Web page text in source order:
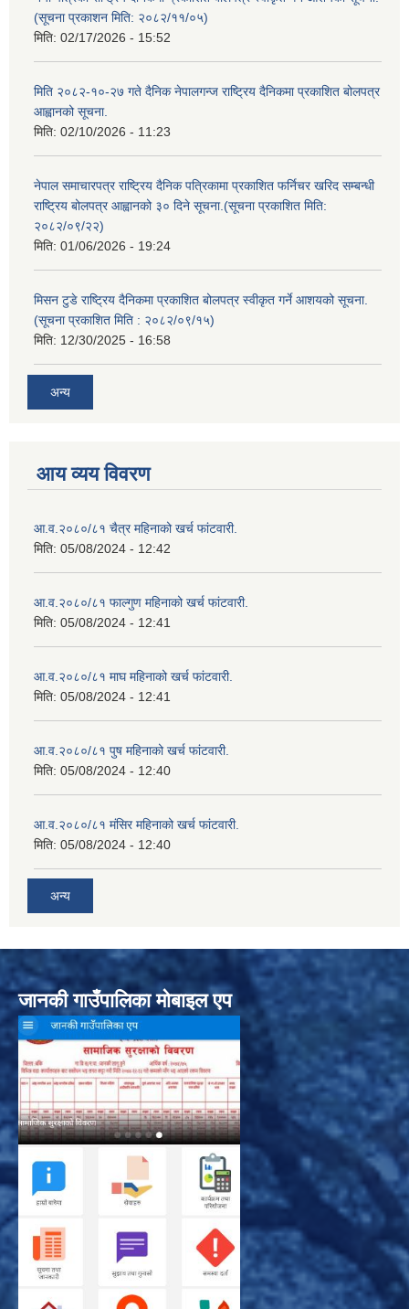
(सूचना प्रकाशन मिति: २०८२/११/०५)
मिति: 02/17/2026 - 15:52
मिति २०८२-१०-२७ गते दैनिक नेपालगन्ज राष्ट्रिय दैनिकमा प्रकाशित बोलपत्र
आह्वानको सूचना.
मिति: 02/10/2026 - 11:23
नेपाल समाचारपत्र राष्ट्रिय दैनिक पत्रिकामा प्रकाशित फर्निचर खरिद सम्बन्धी
राष्ट्रिय बोलपत्र आह्वानको ३० दिने सूचना.(सूचना प्रकाशित मिति:
२०८२/०९/२२)
मिति: 01/06/2026 - 19:24
मिसन टुडे राष्ट्रिय दैनिकमा प्रकाशित बोलपत्र स्वीकृत गर्ने आशयको सूचना.
(सूचना प्रकाशित मिति : २०८२/०९/१५)
मिति: 12/30/2025 - 16:58
अन्य
आय व्यय विवरण
आ.व.२०८०/८१ चैत्र महिनाको खर्च फांटवारी.
मिति: 05/08/2024 - 12:42
आ.व.२०८०/८१ फाल्गुण महिनाको खर्च फांटवारी.
मिति: 05/08/2024 - 12:41
आ.व.२०८०/८१ माघ महिनाको खर्च फांटवारी.
मिति: 05/08/2024 - 12:41
आ.व.२०८०/८१ पुष महिनाको खर्च फांटवारी.
मिति: 05/08/2024 - 12:40
आ.व.२०८०/८१ मंसिर महिनाको खर्च फांटवारी.
मिति: 05/08/2024 - 12:40
अन्य
जानकी गाउँपालिका मोबाइल एप